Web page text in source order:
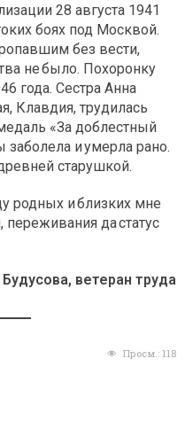
28 августа 1941
боях под Москвой.
без вести,
не было. Похоронку
года. Сестра Анна
Клавдия, трудилась
«За доблестный
и умерла рано.
старушкой.
родных и близких мне
да статус
ветеран труда
Просм.: 118